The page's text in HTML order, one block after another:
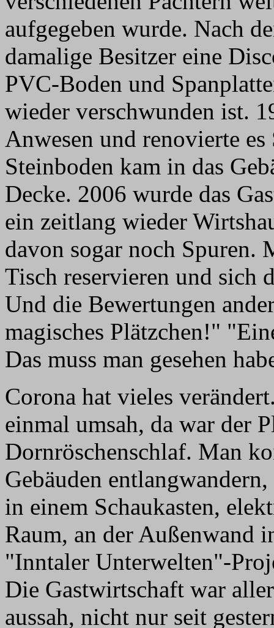
aufgegeben wurde. Nach
damalige Besitzer eine
PVC-Boden und
wieder verschwunden ist.
Anwesen und renovierte
Steinboden kam in das
Decke. 2006 wurde das
ein zeitlang wieder
davon sogar noch Spuren.
Tisch reservieren und sich
Und die Bewertungen
magisches Plätzchen!"
Das muss man gesehen
Corona hat vieles
einmal umsah, da war der
Dornröschenschlaf. Man
Gebäuden
in einem Schaukasten,
Raum, an der Außenwand
"Inntaler Unterwelten"-
Die Gastwirtschaft war
aussah, nicht nur seit